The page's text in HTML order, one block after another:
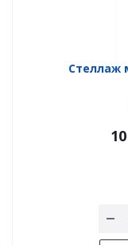
Стеллаж